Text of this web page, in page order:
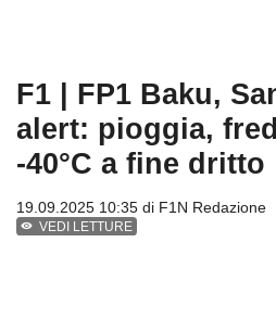
F1 | FP1 Baku,
alert: pioggia,
-40°C a fine dritto
19.09.2025 10:35 di F1N Redazione
VEDI LETTURE